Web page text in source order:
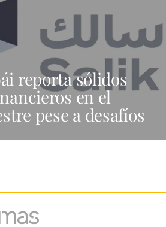
reporta sólidos
en el
pese a desafíos